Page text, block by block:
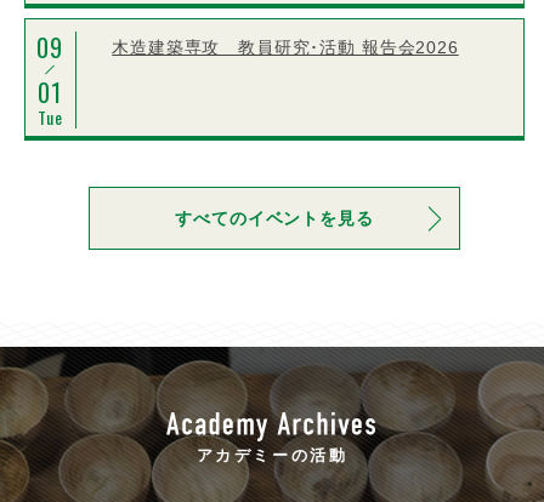
09
01
Tue
木造建築専攻 教員研究･活動 報告会2026
すべてのイベントを見る
アカデミーの活動